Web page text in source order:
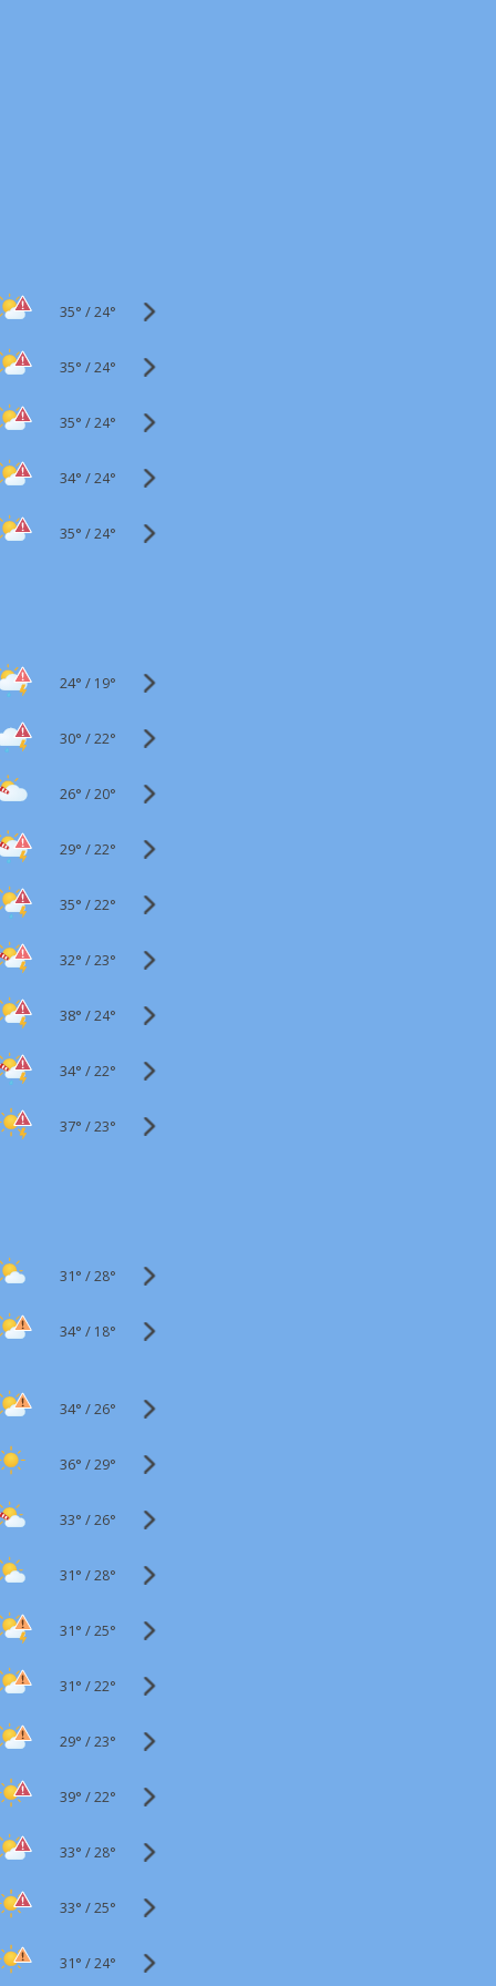
35° /24°
35° /24°
35° /24°
34° /24°
35° /24°
24° / 19°
30° /22°
26° /20°
29° /22°
35° /22°
32° /23°
38° /24°
34° /22°
37° /23°
31° /28°
34° / 18°
34° /26°
36° /29°
33° /26°
31° /28°
31° /25°
31° /22°
29° /23°
39° /22°
33° /28°
33° /25°
31° /24°